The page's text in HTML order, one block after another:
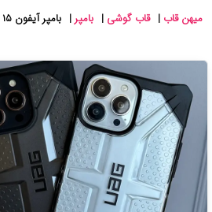
میهن قاب | قاب گوشی | بامپر| بامپر آیفون ۱۵ پرو